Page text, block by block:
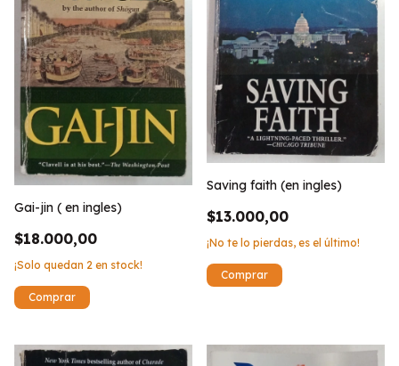
Gai-jin ( en ingles)
$18.000,00
¡Solo quedan 2 en stock!
Saving faith (en ingles)
$13.000,00
¡No te lo pierdas, es el último!